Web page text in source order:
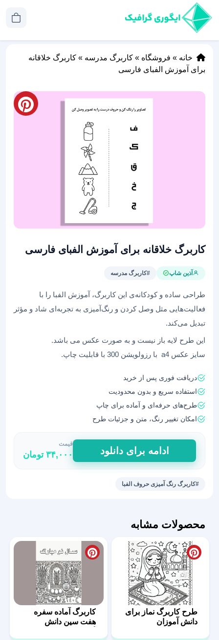
خانه » فروشگاه » کاربرگ مدرسه » کاربرگ خلاقانه
برای آموزش الفبای فارسی
کاربرگ خلاقانه برای آموزش الفبای فارسی
آذین شاپ #کاربرگ مدرسه
طراحی ساده و کودکانه‌ی این کاربرگ، آموزش الفبا را با
فعالیت‌هایی مثل وصل کردن و رنگ‌آمیزی به تجربه‌ای شاد و مؤثر
تبدیل می‌کند.
این طرح لایه باز نیست و به صورت عکس می باشد.
سایز عکس a4 با رزولویشن 300 با قابلیت چاپ.
دریافت فوری پس از خرید
استفاده سریع و بدون محدودیت
طرح‌های حرفه‌ای و آماده برای چاپ
امکان تغییر رنگ، متن و جزئیات طرح
کاربرگ
خلاقانه
برای
آموزش
ادامه برای دانلود
قیمت
۳۴,۰۰۰ تومان
#کاربرگ رنگ آمیزی حروف الفبا
محصولات مشابه
طرح کاربرگ نماز برای
دانش آموزان
کاربرگ آماده سفره
هفت سین دانش